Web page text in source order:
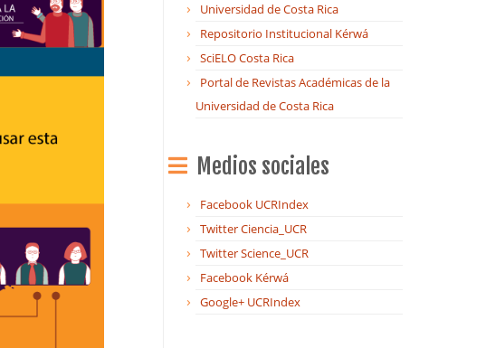
Universidad de Costa Rica
Repositorio Institucional Kérwá
SciELO Costa Rica
Portal de Revistas Académicas de la
Universidad de Costa Rica
Medios sociales
Facebook UCRIndex
Twitter Ciencia_UCR
Twitter Science_UCR
Facebook Kérwá
Google+ UCRIndex